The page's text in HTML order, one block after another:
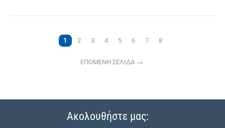
1 2 3 4 5 6 7 8
ΕΠΟΜΕΝΗ ΣΕΛΙΔΑ
Ακολουθήστε μας: